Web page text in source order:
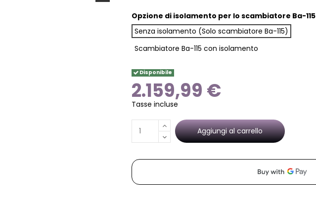
Opzione di isolamento per lo scambiatore Ba-115
Senza isolamento (Solo scambiatore Ba-115)
Scambiatore Ba-115 con isolamento
Disponibile
2.159,99 €
Tasse incluse
Aggiungi al carrello